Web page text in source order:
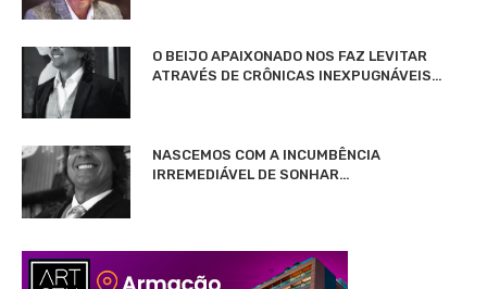
O BEIJO APAIXONADO NOS FAZ LEVITAR
ATRAVÉS DE CRÔNICAS INEXPUGNÁVEIS…
NASCEMOS COM A INCUMBÊNCIA
IRREMEDIÁVEL DE SONHAR…